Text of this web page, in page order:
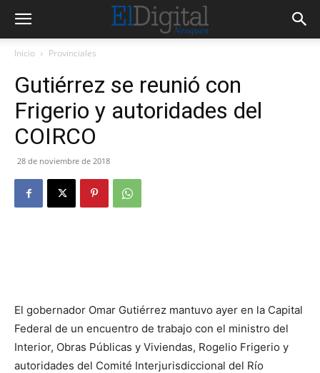
Inicio Provinciales
Gutiérrez se reunió con
Frigerio y autoridades del
COIRCO
28 de noviembre de 2018
El gobernador Omar Gutiérrez mantuvo ayer en la Capital
Federal de un encuentro de trabajo con el ministro del
Interior, Obras Públicas y Viviendas, Rogelio Frigerio y
autoridades del Comité Interjurisdiccional del Río